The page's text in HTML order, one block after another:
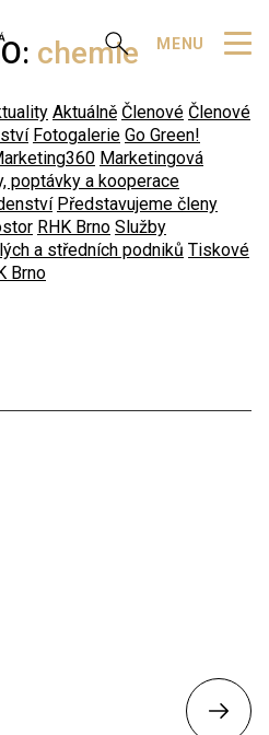
Zobrazit vyhledávání
MENU
chemie
Aktuálně Členové Členové
Fotogalerie Go Green!
Marketingová
poptávky a kooperace
Představujeme členy
RHK Brno Služby
a středních podniků Tiskové
Brno